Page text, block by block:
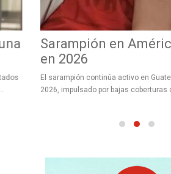
Sarampión en América:
en 2026
El sarampión continúa activo en Guatemala y
2026, impulsado por bajas coberturas de